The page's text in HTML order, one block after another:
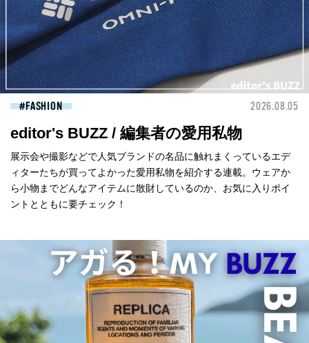
FASHION 2026.08.05
editor's BUZZ / 編集者の愛用私物
展示会や撮影などで人気ブランドの名品に触れまくっているエデ
ィターたちが買ってよかった愛用私物を紹介する連載。ウェアか
ら小物までどんなアイテムに散財しているのか、お気に入りポイ
ントとともに要チェック！